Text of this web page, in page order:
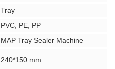
Tray
PVC, PE, PP
MAP Tray Sealer Machine
240*150 mm